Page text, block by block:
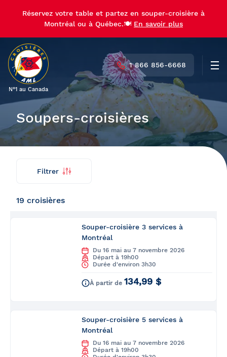
Réservez votre table et partez en souper-croisière à
Montréal ou à Québec.🍽️ En savoir plus
Réservez votre table et partez en souper-croisière à
Montréal ou à Québec.🍽️ En savoir plus
N°1 au Canada
1 866 856-6668
Soupers-croisières
Filtrer
19 croisières
Souper-croisière 3 services à
Montréal
Du 16 mai au 7 novembre 2026
Départ à 19h00
Durée d'environ 3h30
À partir de 134,99 $
Souper-croisière 5 services à
Montréal
Du 16 mai au 7 novembre 2026
Départ à 19h00